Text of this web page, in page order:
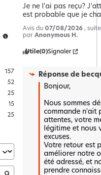
157
52
25
15
25
Je ne l'ai pas reçu?
est probable que je
Avis du 07/08/2026 ,
par Anonymous H.
Utile(0)Signaler
Réponse de
Bonjour,
Nous sommes
commande n'ait
attentes, votre
légitime et nous
excuses.
Votre retour est
améliorer notre
été adressé, et
prendre